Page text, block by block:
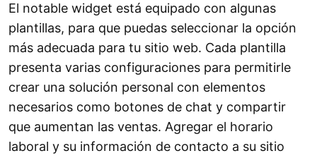
El notable widget está equipado con algunas
plantillas, para que puedas seleccionar la opción
más adecuada para tu sitio web. Cada plantilla
presenta varias configuraciones para permitirle
crear una solución personal con elementos
necesarios como botones de chat y compartir
que aumentan las ventas. Agregar el horario
laboral y su información de contacto a su sitio